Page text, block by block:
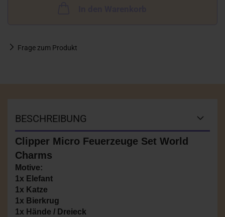
Frage zum Produkt
BESCHREIBUNG
Clipper Micro Feuerzeuge Set World
Charms
Motive:
1x Elefant
1x Katze
1x Bierkrug
1x Hände / Dreieck